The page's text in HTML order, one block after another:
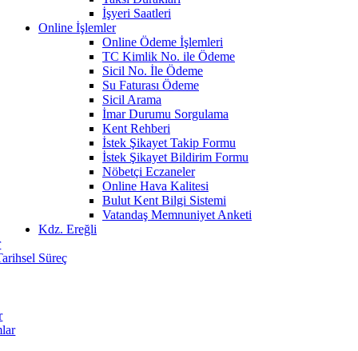
İşyeri Saatleri
Online İşlemler
Online Ödeme İşlemleri
TC Kimlik No. ile Ödeme
Sicil No. İle Ödeme
Su Faturası Ödeme
Sicil Arama
İmar Durumu Sorgulama
Kent Rehberi
İstek Şikayet Takip Formu
İstek Şikayet Bildirim Formu
Nöbetçi Eczaneler
Online Hava Kalitesi
Bulut Kent Bilgi Sistemi
Vatandaş Memnuniyet Anketi
Kdz. Ereğli
Süreç